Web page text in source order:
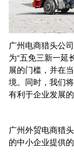
广州电商猎头公
为“五免三新一延
展的门槛，并在
境。同时，我们
有利于企业发展的
广州外贸电商猎
的中小企业提供